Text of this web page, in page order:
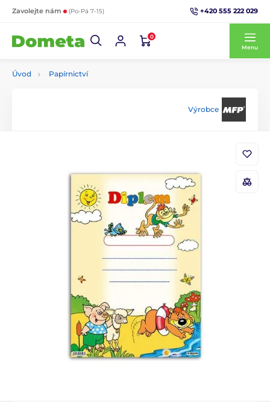
Zavolejte nám (Po-Pá 7-15) +420 555 222 029
0
Menu
Úvod Papírnictví
Výrobce